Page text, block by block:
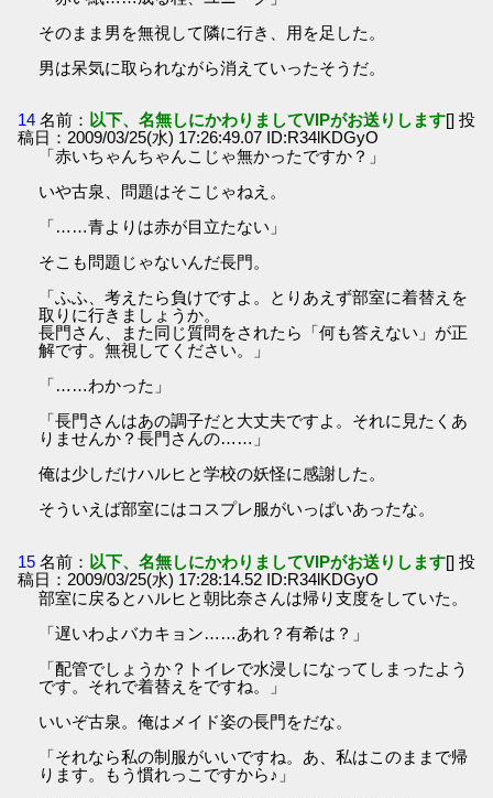
そのまま男を無視して隣に行き、用を足した。
男は呆気に取られながら消えていったそうだ。
14 名前： 以下、名無しにかわりましてVIPがお送りします[] 投
稿日：2009/03/25(水) 17:26:49.07 ID:R34lKDGyO
「赤いちゃんちゃんこじゃ無かったですか？」
いや古泉、問題はそこじゃねえ。
「……青よりは赤が目立たない」
そこも問題じゃないんだ長門。
「ふふ、考えたら負けですよ。とりあえず部室に着替えを
取りに行きましょうか。
長門さん、また同じ質問をされたら「何も答えない」が正
解です。無視してください。」
「……わかった」
「長門さんはあの調子だと大丈夫ですよ。それに見たくあ
りませんか？長門さんの……」
俺は少しだけハルヒと学校の妖怪に感謝した。
そういえば部室にはコスプレ服がいっぱいあったな。
15 名前： 以下、名無しにかわりましてVIPがお送りします[] 投
稿日：2009/03/25(水) 17:28:14.52 ID:R34lKDGyO
部室に戻るとハルヒと朝比奈さんは帰り支度をしていた。
「遅いわよバカキョン……あれ？有希は？」
「配管でしょうか？トイレで水浸しになってしまったよう
です。それで着替えをですね。」
いいぞ古泉。俺はメイド姿の長門をだな。
「それなら私の制服がいいですね。あ、私はこのままで帰
ります。もう慣れっこですから♪」